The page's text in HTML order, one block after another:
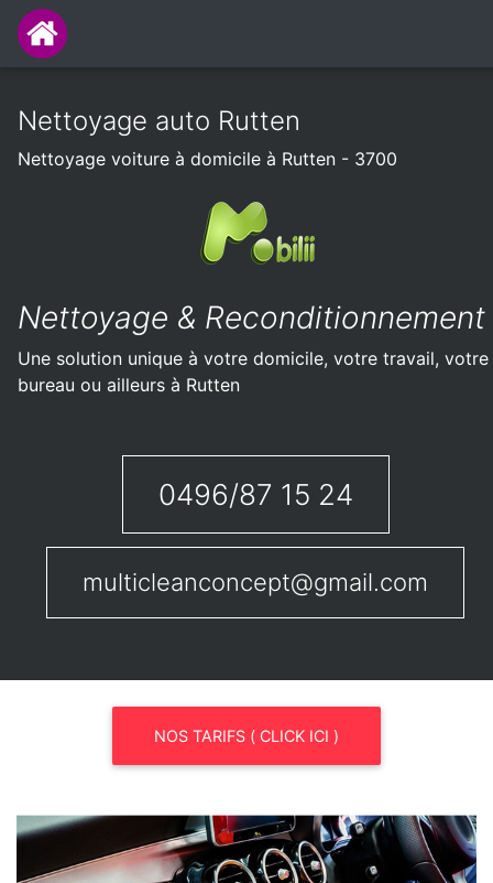
Nettoyage auto Rutten
Nettoyage voiture à domicile à Rutten - 3700
Nettoyage & Reconditionnement
Une solution unique à votre domicile, votre travail, votre
bureau ou ailleurs à Rutten
0496/87 15 24
multicleanconcept@gmail.com
NOS TARIFS ( CLICK ICI )